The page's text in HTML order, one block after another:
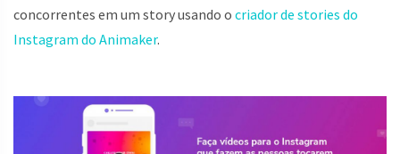
concorrentes em um story usando o criador de stories do
Instagram do Animaker.